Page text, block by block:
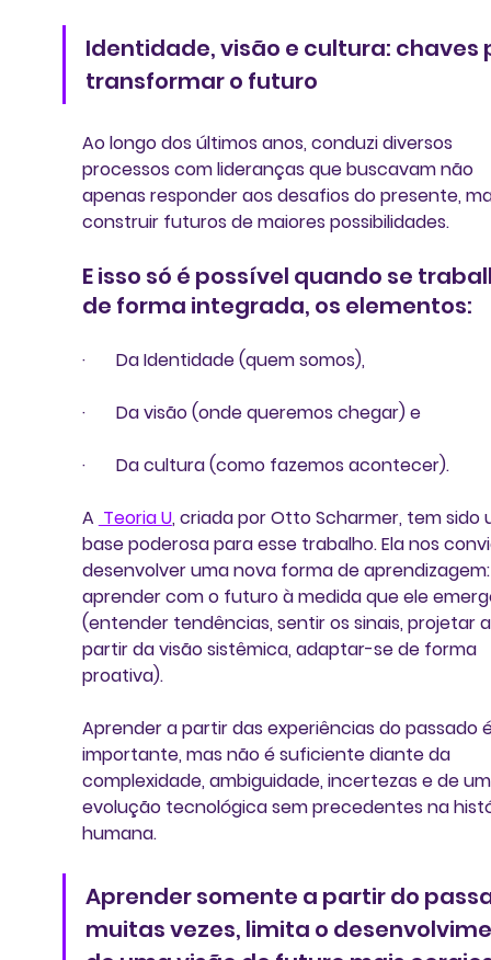
Identidade, visão e cultura: chaves
transformar o futuro
Ao longo dos últimos anos, conduzi diversos
processos com lideranças que buscavam não
apenas responder aos desafios do presente,
construir futuros de maiores possibilidades.
E isso só é possível quando se
de forma integrada, os elementos:
·       Da Identidade (quem somos),
·       Da visão (onde queremos chegar) e
·       Da cultura (como fazemos acontecer).
A Teoria U, criada por Otto Scharmer, tem sido
base poderosa para esse trabalho. Ela nos
desenvolver uma nova forma de
aprender com o futuro à medida que ele
(entender tendências, sentir os sinais, projetar
partir da visão sistêmica, adaptar-se de forma
proativa).
Aprender a partir das experiências do passado
importante, mas não é suficiente diante da
complexidade, ambiguidade, incertezas e de
evolução tecnológica sem precedentes na
humana.
Aprender somente a partir do
muitas vezes, limita o